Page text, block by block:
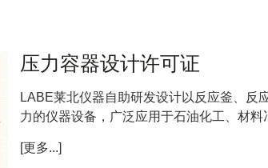
压力容器设计许可证
LABE莱北仪器自助研发设计以反应釜、反
力的仪器设备，广泛应用于石油化工、材
[更多...]